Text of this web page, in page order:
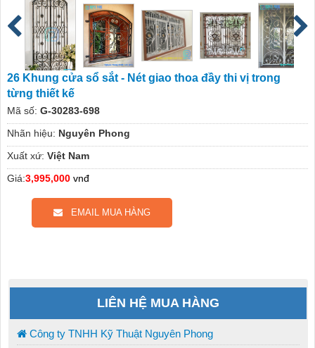
26 Khung cửa sổ sắt - Nét giao thoa đầy thi vị trong
từng thiết kế
Mã số: G-30283-698
Nhãn hiệu: Nguyên Phong
Xuất xứ: Việt Nam
Giá:3,995,000 vnđ
EMAIL MUA HÀNG
LIÊN HỆ MUA HÀNG
Công ty TNHH Kỹ Thuật Nguyên Phong